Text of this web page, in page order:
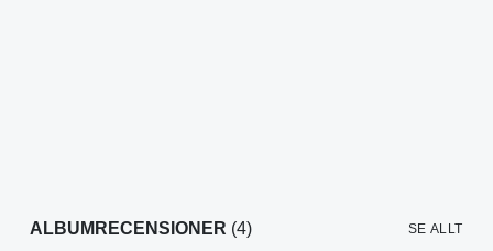
ALBUMRECENSIONER (4) SE ALLT